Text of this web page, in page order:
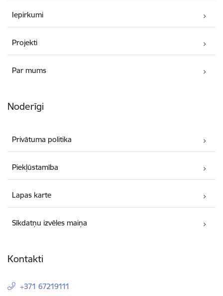
Iepirkumi
Projekti
Par mums
Noderīgi
Privātuma politika
Piekļūstamība
Lapas karte
Sīkdatņu izvēles maiņa
Kontakti
+371 67219111